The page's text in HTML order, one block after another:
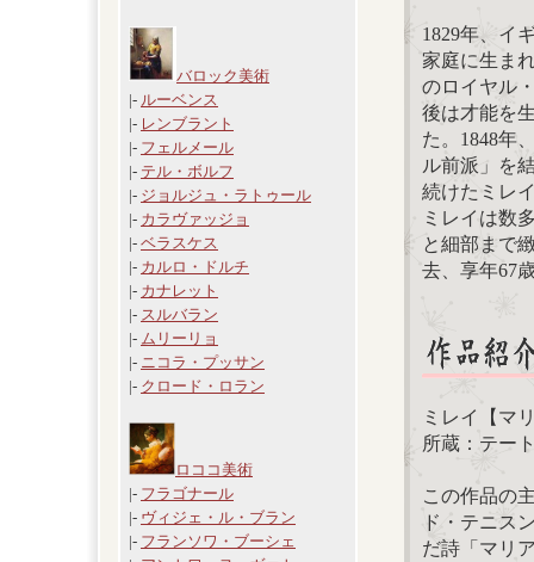
バロック美術
|- ルーベンス
|- レンブラント
|- フェルメール
|- テル・ボルフ
|- ジョルジュ・ラトゥール
|- カラヴァッジョ
|- ベラスケス
|- カルロ・ドルチ
|- カナレット
|- スルバラン
|- ムリーリョ
|- ニコラ・プッサン
|- クロード・ロラン
ロココ美術
|- フラゴナール
|- ヴィジェ・ル・ブラン
|- フランソワ・ブーシェ
1829年、イ
家庭に生ま
のロイヤル
後は才能を
た。1848年
ル前派」を
続けたミレ
ミレイは数
と細部まで
去、享年67
ミレイ【マ
所蔵：テー
この作品の
ド・テニス
だ詩「マリ